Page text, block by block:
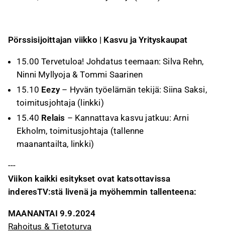
Pörssisijoittajan viikko | Kasvu ja Yrityskaupat
15.00 Tervetuloa! Johdatus teemaan: Silva Rehn,
Ninni Myllyoja & Tommi Saarinen
15.10 Eezy– Hyvän työelämän tekijä: Siina Saksi,
toimitusjohtaja ( linkki)
15.40 Relais – Kannattava kasvu jatkuu: Arni
Ekholm, toimitusjohtaja (tallenne
maanantailta, linkki)
---
Viikon kaikki esitykset ovat katsottavissa
inderesTV:stä livenä ja myöhemmin tallenteena:
MAANANTAI 9.9.2024
Rahoitus & Tietoturva